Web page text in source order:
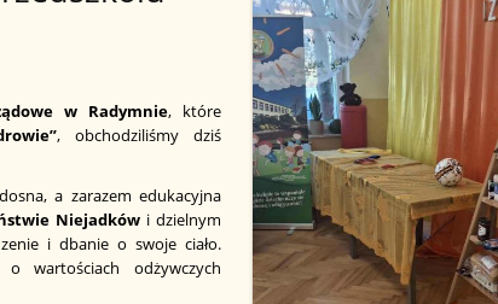
w Radymnie, które
, obchodziliśmy dziś
a zarazem edukacyjna
Niejadkówi dzielnym
i dbanie o swoje ciało.
wartościach odżywczych